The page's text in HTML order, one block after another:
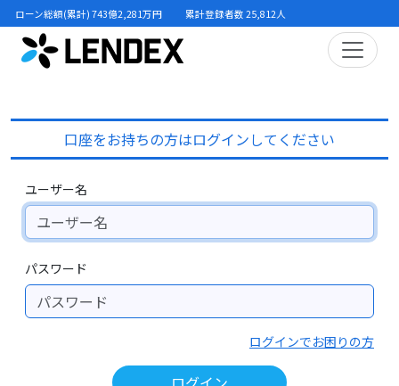
ローン総額(累計) 743億2,281万円 累計登録者数 25,812人
口座をお持ちの方はログインしてください
ユーザー名
パスワード
ログインでお困りの方